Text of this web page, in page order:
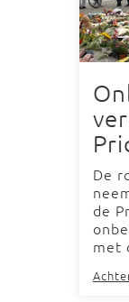
De
de
met